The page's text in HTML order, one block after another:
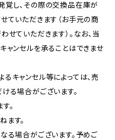
覚し、その際の交換品在庫が
ていただきます（お手元の商
ていただきます）。なお、当
ャンセルを承ることはできませ
キャンセル等によっては、売
る場合がございます。
。
す。
る場合がございます。予めご